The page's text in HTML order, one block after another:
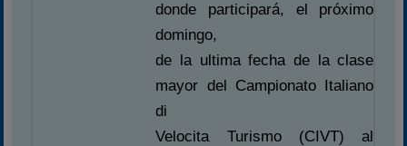
donde participará, el próximo
domingo,
de la ultima fecha de la clase
mayor del Campionato Italiano
di
Velocita Turismo (CIVT) al